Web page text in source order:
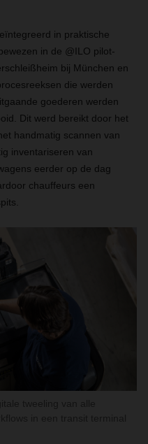
in praktische
in de @ILO pilot-
bij München en
die werden
goederen werden
Dit werd bereikt door het
handmatig scannen van
inventariseren van
eerder op de dag
chauffeurs een